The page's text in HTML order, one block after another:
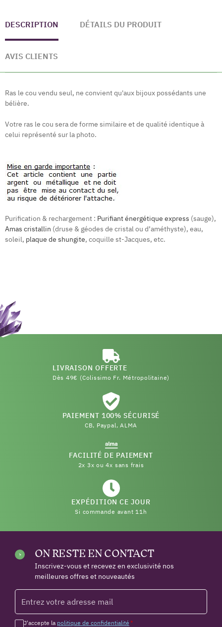
DESCRIPTION DÉTAILS DU PRODUIT
AVIS CLIENTS
Ras le cou vendu seul, ne convient qu'aux bijoux possédants une
bélière.
Votre ras le cou sera de forme similaire et de qualité identique à
celui représenté sur la photo.
Purification & rechargement : Purifiant énergétique express (sauge),
Amas cristallin (druse & géodes de cristal ou d’améthyste), eau,
soleil, plaque de shungite, coquille st-Jacques, etc.
LIVRAISON OFFERTE
Dès 49€ (Colissimo Fr. Métropolitaine)
PAIEMENT 100% SÉCURISÉ
CB, Paypal, ALMA
FACILITÉ DE PAIEMENT
2x 3x ou 4x sans frais
EXPÉDITION CE JOUR
Si commande avant 11h
ON RESTE EN CONTACT
Inscrivez-vous et recevez en exclusivité nos
meilleures offres et nouveautés
J'accepte la politique de confidentialité *